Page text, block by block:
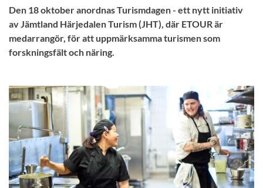
Den 18 oktober anordnas Turismdagen - ett nytt initiativ
av Jämtland Härjedalen Turism (JHT), där ETOUR är
medarrangör, för att uppmärksamma turismen som
forskningsfält och näring.